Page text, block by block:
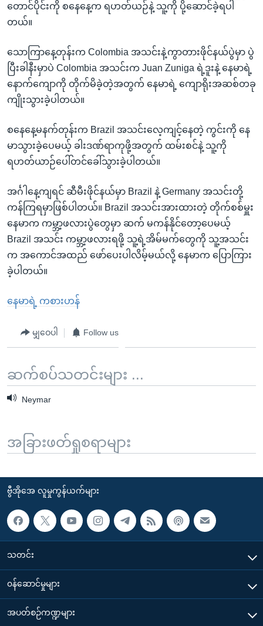
တောင်ပိုင်းကို စနေနေ့က ရဟတ်ယဉ်နဲ့ သူ့ကို ပို့ဆောင်ခဲ့ရပါ
တယ်။
သောကြာနေ့တုန်းက Colombia အသင်းနဲ့ကွာတားဖိုင်နယ်ပွဲမှာ ပွဲ
ပြီးခါနီးမှာပဲ Colombia အသင်းက Juan Zuniga ရဲ့ဒူးနဲ့ နေမာရဲ့
နောက်ကျောကို တိုက်မိခဲ့တဲ့အတွက် နေမာရဲ့ ကျောရိုးအဆစ်တခု
ကျိုးသွားခဲ့ပါတယ်။
စနေနေ့မနက်တုန်းက Brazil အသင်းလေ့ကျင့်နေတဲ့ ကွင်းကို နေ
မာသွားခဲ့ပေမယ့် ခါးဒဏ်ရာကုဖို့အတွက် ထမ်းစင်နဲ့ သူ့ကို
ရဟတ်ယာဉ်ပေါ်တင်ခေါ်သွားခဲ့ပါတယ်။
အင်္ဂါနေ့ကျရင် ဆီမီးဖိုင်နယ်မှာ Brazil နဲ့ Germany အသင်းတို့
ကန်ကြရမှာဖြစ်ပါတယ်။ Brazil အသင်းအားထားတဲ့ တိုက်စစ်မှူး
နေမာက ကမ္ဘာ့ဖလားပွဲတွေမှာ ဆက် မကန်နိုင်တော့ပေမယ့်
Brazil အသင်း ကမ္ဘာ့ဖလားရဖို့ သူ့ရဲ့အိမ်မက်တွေကို သူ့အသင်း
က အကောင်အထည် ဖော်ပေးပါလိမ့်မယ်လို့ နေမာက ပြောကြား
ခဲ့ပါတယ်။
နေမာရဲ့ ကစားဟန်
မျှဝေပါ Follow us
ဆက်စပ်သတင်းများ ...
Neymar
အခြားဖတ်ရှုစရာများ
ဗွီအိုအေ လူမှုကွန်ယက်များ
သတင်း
၀န်ဆောင်မှုများ
အပတ်စဉ်ကဏ္ဍများ